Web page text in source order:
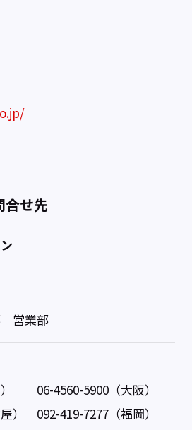
合せ先
営業部
） 06-4560-5900（大阪）
） 092-419-7277（福岡）